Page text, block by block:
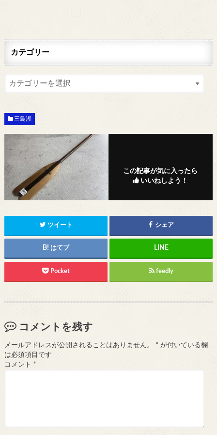
カテゴリー
三島湖
この記事が気に入ったら
いいねしよう！
ツイート シェア
はてブ
Pocket feedly
コメントを残す
メールアドレスが公開されることはありません。 * が付いている欄
は必須項目です
コメント *